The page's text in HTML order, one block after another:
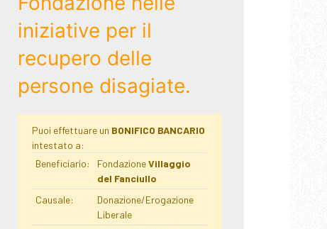
iniziative per il
recupero delle
persone disagiate.
Puoi effettuare un BONIFICO BANCARIO
intestato a:
Beneficiario:
FondazioneVillaggio
del Fanciullo
Causale:
Donazione/Erogazione
Liberale